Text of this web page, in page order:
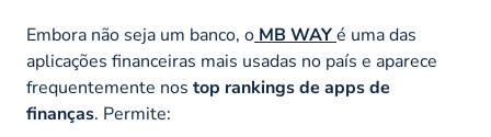
Embora não seja um banco, o MB WAYé uma das
aplicações financeiras mais usadas no país e aparece
frequentemente nos top rankings de apps de
finanças. Permite: